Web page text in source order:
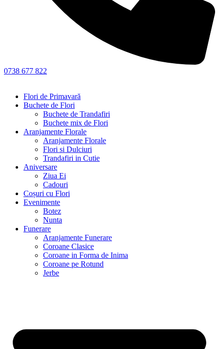
0738 677 822
Flori de Primavară
Buchete de Flori
Buchete de Trandafiri
Buchete mix de Flori
Aranjamente Florale
Aranjamente Florale
Flori si Dulciuri
Trandafiri in Cutie
Aniversare
Ziua Ei
Cadouri
Coșuri cu Flori
Evenimente
Botez
Nunta
Funerare
Aranjamente Funerare
Coroane Clasice
Coroane in Forma de Inima
Coroane pe Rotund
Jerbe